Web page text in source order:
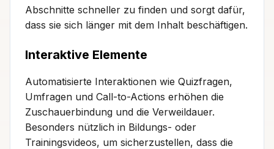
Abschnitte schneller zu finden und sorgt dafür,
dass sie sich länger mit dem Inhalt beschäftigen.
Interaktive Elemente
Automatisierte Interaktionen wie Quizfragen,
Umfragen und Call-to-Actions erhöhen die
Zuschauerbindung und die Verweildauer.
Besonders nützlich in Bildungs- oder
Trainingsvideos, um sicherzustellen, dass die